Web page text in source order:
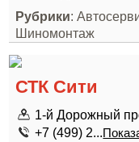
Рубрики:
Шиномонтаж
СТК Сити
1-й Дорожный
+7 (499) 2...